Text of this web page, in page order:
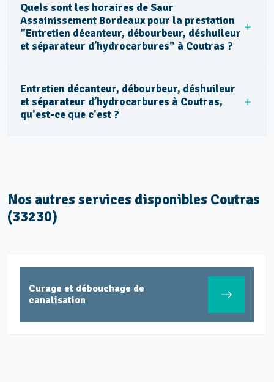
Quels sont les horaires de Saur
Assainissement Bordeaux pour la prestation
"Entretien décanteur, débourbeur, déshuileur
et séparateur d’hydrocarbures" à Coutras ?
Entretien décanteur, débourbeur, déshuileur
et séparateur d’hydrocarbures à Coutras,
qu'est-ce que c'est ?
Nos autres services disponibles Coutras
(33230)
Curage et débouchage de
canalisation